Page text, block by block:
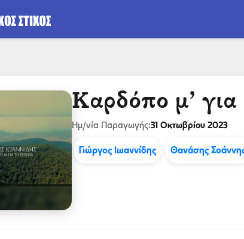
Καρδόπο μ’
Ημ/νία Παραγωγής:31 Οκτωβρίου 2023
Γιώργος Ιωαννίδης Θανάσης